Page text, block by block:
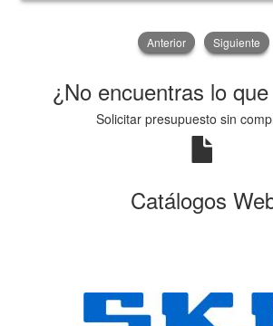
Anterior Siguiente
¿No encuentras lo
Solicitar presupuesto sin
Catálogos